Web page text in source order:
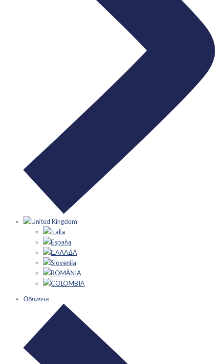
United Kingdom
Italia
España
ΕΛΛΑΔΑ
Slovenija
ROMÂNIA
COLOMBIA
Обличчя